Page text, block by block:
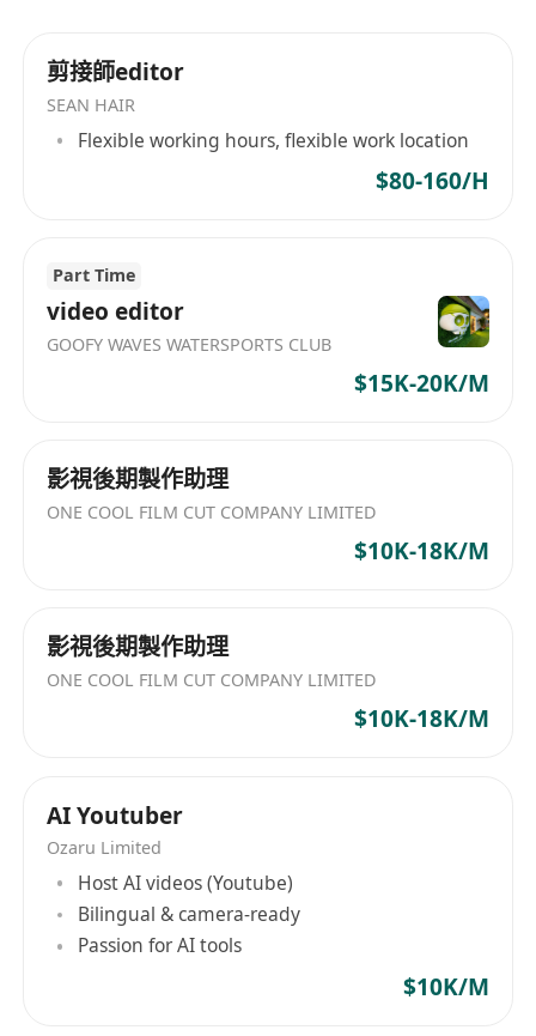
剪接師editor
SEAN HAIR
Flexible working hours, flexible work location
$80-160/H
Part Time
video editor
GOOFY WAVES WATERSPORTS CLUB
$15K-20K/M
影視後期製作助理
ONE COOL FILM CUT COMPANY LIMITED
$10K-18K/M
影視後期製作助理
ONE COOL FILM CUT COMPANY LIMITED
$10K-18K/M
AI Youtuber
Ozaru Limited
Host AI videos (Youtube)
Bilingual & camera-ready
Passion for AI tools
$10K/M